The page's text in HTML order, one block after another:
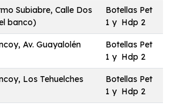
Subiabre, Calle Dos
banco)
Botellas Pet
1 y Hdp 2
Av. Guayalolén
Botellas Pet
1 y Hdp 2
Los Tehuelches
Botellas Pet
1 y Hdp 2